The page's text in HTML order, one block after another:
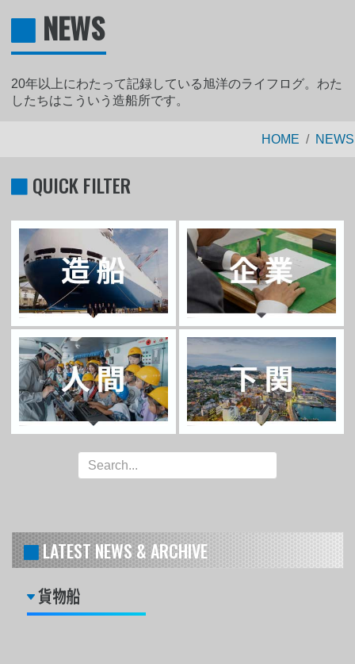
NEWS
20年以上にわたって記録している旭洋のライフログ。わた
したちはこういう造船所です。
HOME NEWS
QUICK FILTER
LATEST NEWS & ARCHIVE
貨物船